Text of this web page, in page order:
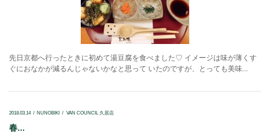
先日京都へ行ったときに初めて湯豆腐を食べました♡ イメージは味が薄くす
ぐにおなかが減るんじゃないかなと思って いたのですが、とっても美味...
2018.03.14 NUNOBIKI VAN COUNCIL 久居店
春...